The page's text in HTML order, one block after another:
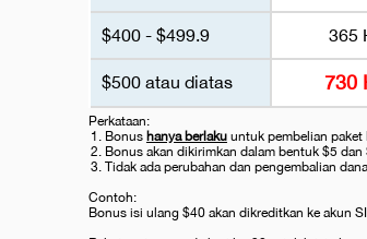
$400 - $499.9 365
$500 atau diatas 730
Perkataan:
Bonus hanya berlaku untuk pembelian paket
Bonus akan dikirimkan dalam bentuk $5
Tidak ada perubahan dan pengembalian
Contoh:
Bonus isi ulang $40 akan dikreditkan ke akun